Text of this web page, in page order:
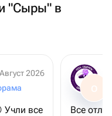
"Сыры" в
Август 2026
Учли все
О
Все